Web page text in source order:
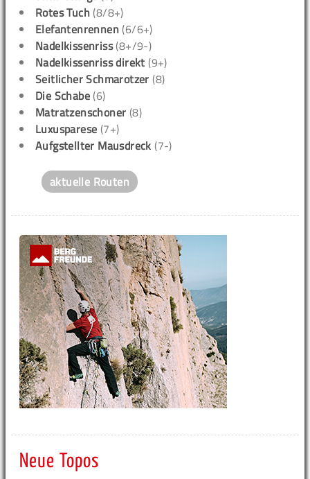
Rotes Tuch (8/8+)
Elefantenrennen (6/6+)
Nadelkissenriss(8+/9-)
Nadelkissenriss direkt (9+)
Seitlicher Schmarotzer (8)
Die Schabe (6)
Matratzenschoner (8)
Luxusparese (7+)
Aufgstellter Mausdreck (7-)
aktuelle Routen
Neue Topos